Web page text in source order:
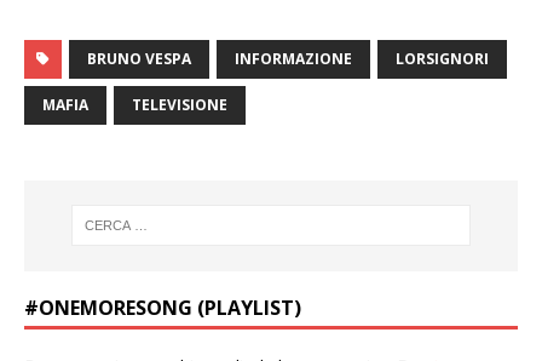
BRUNO VESPA INFORMAZIONE LORSIGNORI
MAFIA TELEVISIONE
#ONEMORESONG (PLAYLIST)